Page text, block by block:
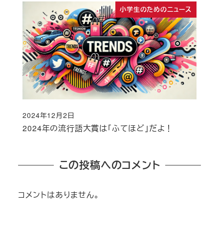
小学生のためのニュース
2024年の流行語大賞は「ふてほど」だよ！
投稿日
2024年12月2日
この投稿へのコメント
コメントはありません。